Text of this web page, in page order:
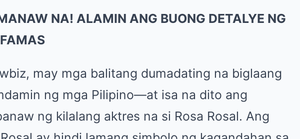
NA! ALAMIN ANG BUONG DETALYE NG
may mga balitang dumadating na biglaang
ng mga Pilipino—at isa na dito ang
ng kilalang aktres na si Rosa Rosal. Ang